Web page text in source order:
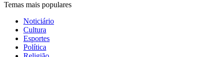
Temas mais populares
Noticiário
Cultura
Esportes
Política